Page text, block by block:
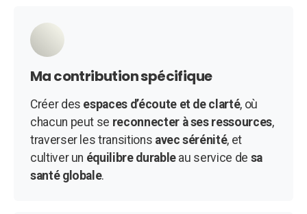
Ma contribution spécifique
Créer des espaces d’écoute et de clarté, où
chacun peut se reconnecter à ses ressources,
traverser les transitions avec sérénité, et
cultiver un équilibre durable au service de sa
santé globale.